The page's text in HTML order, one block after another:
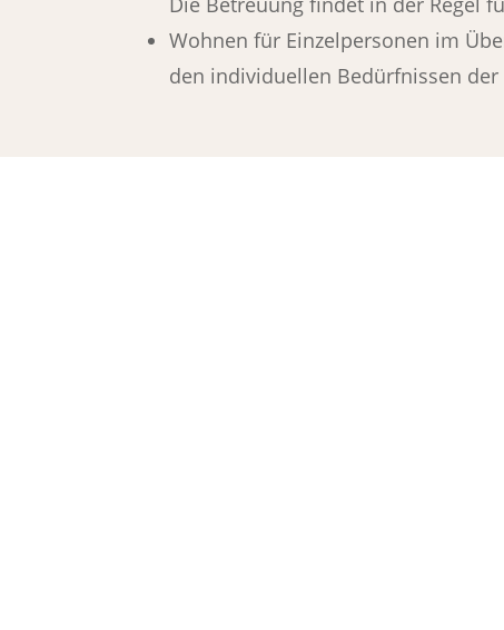
Wohnen für Einzelpersonen im
den individuellen Bedürfnissen